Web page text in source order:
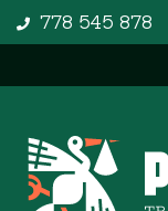
778 545 878